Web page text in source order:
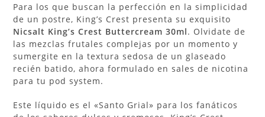
Para los que buscan la perfección en la simplicidad
de un postre, King’s Crest presenta su exquisito
Nicsalt King’s Crest Buttercream 30ml. Olvidate de
las mezclas frutales complejas por un momento y
sumergite en la textura sedosa de un glaseado
recién batido, ahora formulado en sales de nicotina
para tu pod system.
Este líquido es el «Santo Grial» para los fanáticos